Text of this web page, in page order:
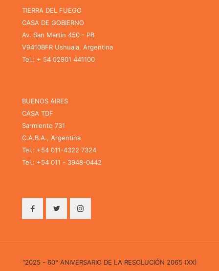
TIERRA DEL FUEGO
CASA DE GOBIERNO
Av. San Martín 450 - PB
V9410BFR Ushuaia, Argentina
Tel.: + 54 02901 441100
BUENOS AIRES
CASA TDF
Sarmiento 731
C.A.B.A., Argentina
Tel.: +54 011-4322 7324
Tel.: +54 011 - 3948-0442
"2025 - 60° ANIVERSARIO DE LA RESOLUCIÓN 2065 (XX)